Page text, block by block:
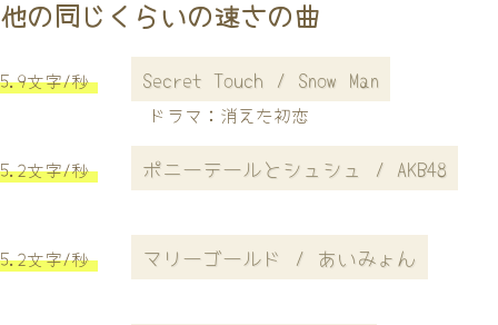
他の同じくらいの速さの曲
5.9文字/秒 Secret Touch / Snow Man
ドラマ：消えた初恋
5.2文字/秒 ポニーテールとシュシュ / AKB48
5.2文字/秒 マリーゴールド / あいみょん